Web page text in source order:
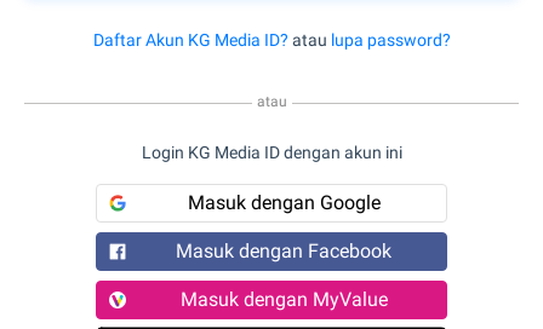
Daftar Akun KG Media ID? atau lupa password?
atau
Login KG Media ID dengan akun ini
Masuk dengan Google
Masuk dengan Facebook
Masuk dengan MyValue